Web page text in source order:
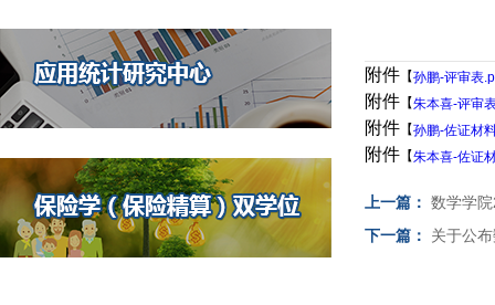
附件 【孙鹏-评审表
附件 【朱本喜-评审
附件 【孙鹏-佐证材
附件 【朱本喜-佐证
上一篇： 数学学
下一篇： 关于公